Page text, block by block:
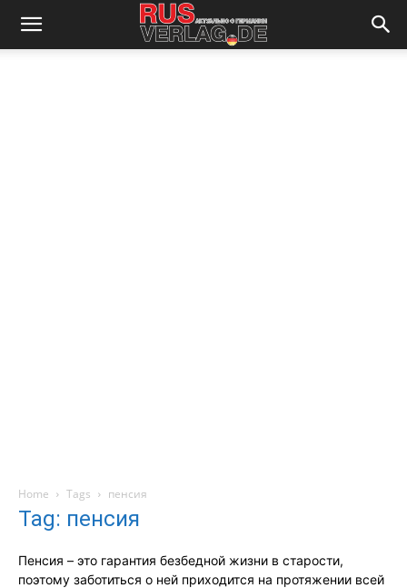
Home Tags пенсия
Tag: пенсия
Пенсия – это гарантия безбедной жизни в старости,
поэтому заботиться о ней приходится на протяжении всей